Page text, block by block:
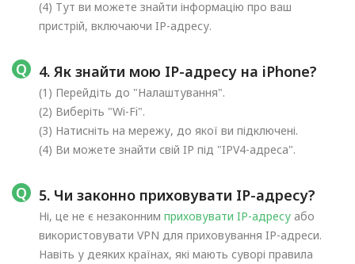
(4) Тут ви можете знайти інформацію про ваш
пристрій, включаючи IP-адресу.
4. Як знайти мою IP-адресу на iPhone?
(1) Перейдіть до "Налаштування".
(2) Виберіть "Wi-Fi".
(3) Натисніть на мережу, до якої ви підключені.
(4) Ви можете знайти свій IP під "IPV4-адреса".
5. Чи законно приховувати IP-адресу?
Ні, це не є незаконним приховувати IP-адресу або
використовувати VPN для приховування IP-адреси.
Навіть у деяких країнах, які мають суворі правила